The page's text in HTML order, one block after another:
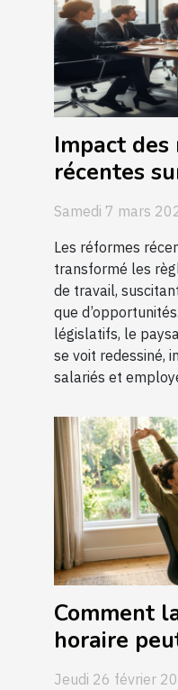
Impact
récentes
travail ?
Samedi 7 mars
Les réformes
transformé les
de travail,
que
législatifs, le
se voit redessiné,
salariés et
Comment
horaire
Jeudi 26 février